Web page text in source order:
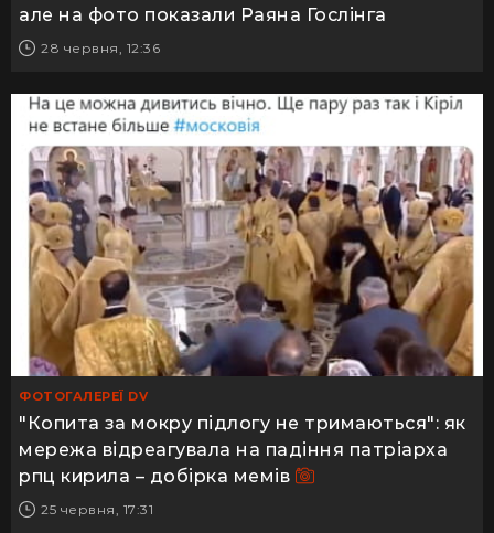
але на фото показали Раяна Гослінга
28 червня, 12:36
ФОТОГАЛЕРЕЇ DV
"Копита за мокру підлогу не тримаються": як
мережа відреагувала на падіння патріарха
рпц кирила – добірка мемів
25 червня, 17:31